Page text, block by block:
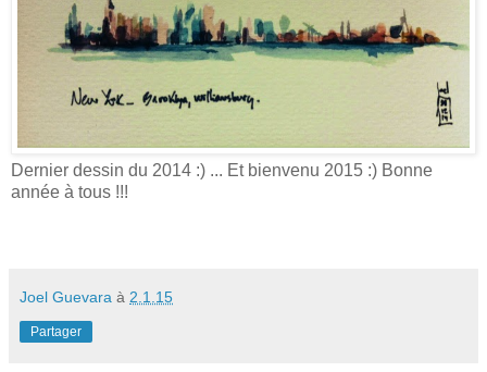
Dernier dessin du 2014 :) ... Et bienvenu 2015 :) Bonne
année à tous !!!
Joel Guevara à 2.1.15
Partager